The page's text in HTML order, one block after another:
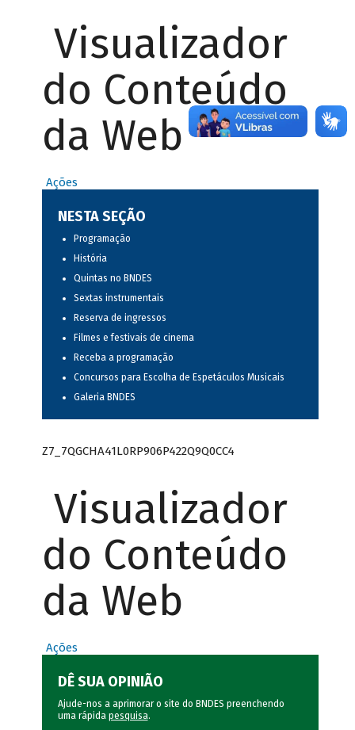
Visualizador
do Conteúdo
da Web
Ações
NESTA SEÇÃO
Programação
História
Quintas no BNDES
Sextas instrumentais
Reserva de ingressos
Filmes e festivais de cinema
Receba a programação
Concursos para Escolha de Espetáculos Musicais
Galeria BNDES
Z7_7QGCHA41L0RP906P422Q9Q0CC4
Visualizador
do Conteúdo
da Web
Ações
DÊ SUA OPINIÃO
Ajude-nos a aprimorar o site do BNDES preenchendo
uma rápida pesquisa.